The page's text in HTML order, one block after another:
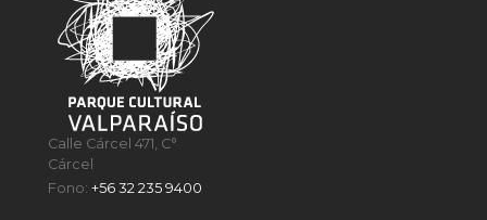
Calle Cárcel 471, C°
Cárcel
Fono:+56 32 235 9400